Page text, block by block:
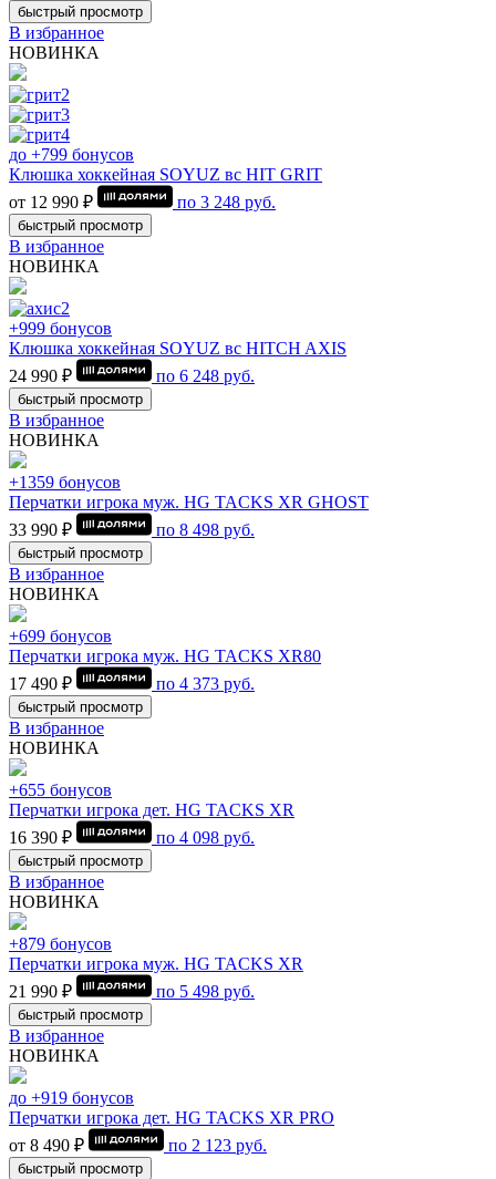
быстрый просмотр
В избранное
НОВИНКА
до +799 бонусов
Клюшка хоккейная SOYUZ вс HIT GRIT
от 12 990 ₽
по 3 248 руб.
быстрый просмотр
В избранное
НОВИНКА
+999 бонусов
Клюшка хоккейная SOYUZ вс HITCH AXIS
24 990 ₽
по 6 248 руб.
быстрый просмотр
В избранное
НОВИНКА
+1359 бонусов
Перчатки игрока муж. HG TACKS XR GHOST
33 990 ₽
по 8 498 руб.
быстрый просмотр
В избранное
НОВИНКА
+699 бонусов
Перчатки игрока муж. HG TACKS XR80
17 490 ₽
по 4 373 руб.
быстрый просмотр
В избранное
НОВИНКА
+655 бонусов
Перчатки игрока дет. HG TACKS XR
16 390 ₽
по 4 098 руб.
быстрый просмотр
В избранное
НОВИНКА
+879 бонусов
Перчатки игрока муж. HG TACKS XR
21 990 ₽
по 5 498 руб.
быстрый просмотр
В избранное
НОВИНКА
до +919 бонусов
Перчатки игрока дет. HG TACKS XR PRO
от 8 490 ₽
по 2 123 руб.
быстрый просмотр